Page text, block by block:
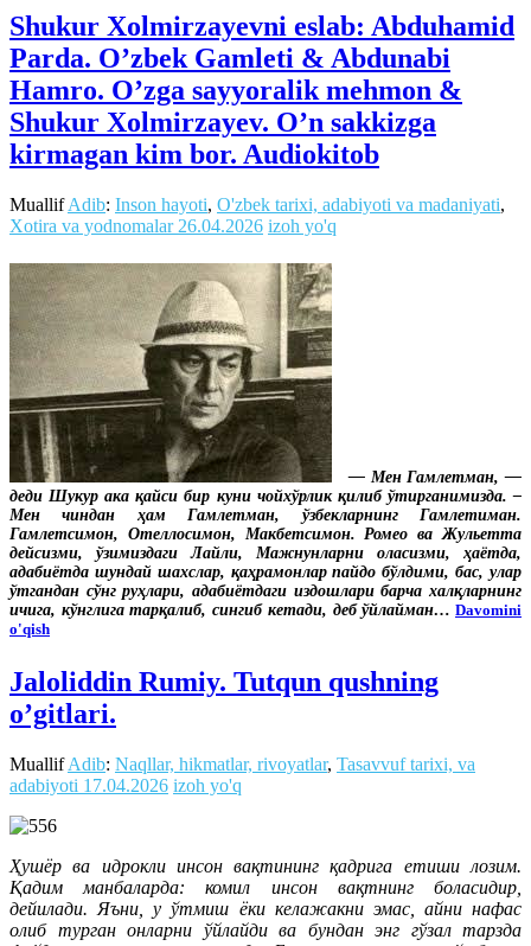
Shukur Xolmirzayevni eslab: Abduhamid
Parda. O’zbek Gamleti & Abdunabi
Hamro. O’zga sayyoralik mehmon &
Shukur Xolmirzayev. O’n sakkizga
kirmagan kim bor. Audiokitob
MuallifAdib: Inson hayoti, O'zbek tarixi, adabiyoti va madaniyati,
Xotira va yodnomalar 26.04.2026 izoh yo'q
— Мен Гамлетман, —
деди Шукур ака қайси бир куни чойхўрлик қилиб ўтирганимизда. –
Мен чиндан ҳам Гамлетман, ўзбекларнинг Гамлетиман.
Гамлетсимон, Отеллосимон, Макбетсимон. Ромео ва Жульетта
дейсизми, ўзимиздаги Лайли, Мажнунларни оласизми, ҳаётда,
адабиётда шундай шахслар, қаҳрамонлар пайдо бўлдими, бас, улар
ўтгандан сўнг руҳлари, адабиётдаги издошлари барча халқларнинг
ичига, кўнглига тарқалиб, сингиб кетади, деб ўйлайман… Davomini
o'qish
Jaloliddin Rumiy. Tutqun qushning
o’gitlari.
MuallifAdib: Naqllar, hikmatlar, rivoyatlar, Tasavvuf tarixi, va
adabiyoti 17.04.2026 izoh yo'q
Ҳушёр ва идрокли инсон вақтининг қадрига етиши лозим.
Қадим манбаларда: комил инсон вақтнинг боласидир,
дейилади. Яъни, у ўтмиш ёки келажакни эмас, айни нафас
олиб турган онларни ўйлайди ва бундан энг гўзал тарзда